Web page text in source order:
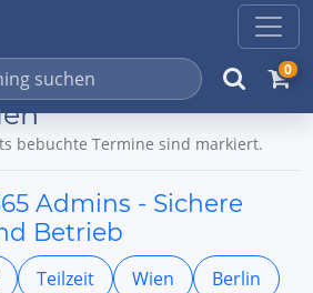
0
bebuchte Termine sind markiert.
Admins - Sichere
Betrieb
Teilzeit Wien
Berlin